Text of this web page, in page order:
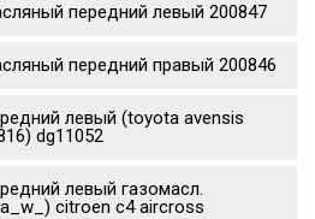
передний левый 200847
передний правый 200846
левый (toyota avensis
dg11052
левый газомасл.
citroen c4 aircross